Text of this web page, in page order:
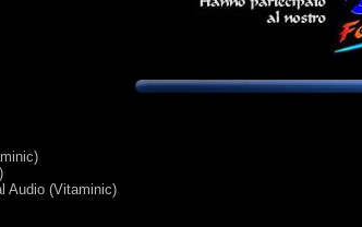
Audio (Vitaminic)